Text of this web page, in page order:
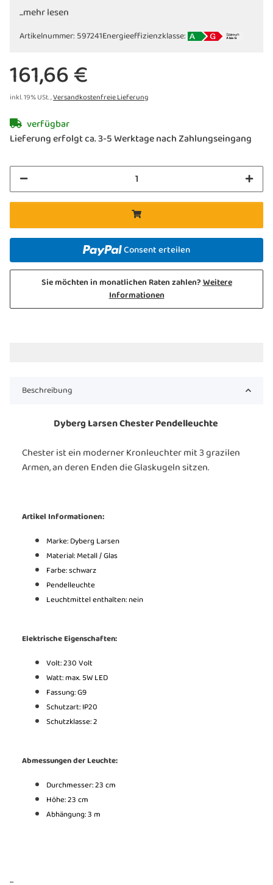
...mehr lesen
Artikelnummer: 597241Energieeffizienzklasse:
161,66 €
inkl. 19% USt. ,Versandkostenfreie Lieferung
verfügbar
Lieferung erfolgt ca. 3-5 Werktage nach Zahlungseingang
Consent erteilen
Sie möchten in monatlichen Raten zahlen?Weitere
Informationen
Beschreibung
Dyberg Larsen Chester Pendelleuchte
Chester ist ein moderner Kronleuchter mit 3 grazilen
Armen, an deren Enden die Glaskugeln sitzen.
Artikel Informationen:
Marke: Dyberg Larsen
Material: Metall / Glas
Farbe: schwarz
Pendelleuchte
Leuchtmittel enthalten: nein
Elektrische Eigenschaften:
Volt: 230 Volt
Watt: max. 5W LED
Fassung: G9
Schutzart: IP20
Schutzklasse: 2
Abmessungen der Leuchte:
Durchmesser: 23 cm
Höhe: 23 cm
Abhängung: 3 m
...